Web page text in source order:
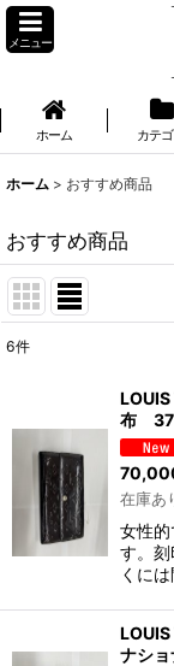
メニュー
ホーム カテゴ
ホーム > おすすめ商品
おすすめ商品
並び順:
6件
布 37
在庫あ
女性
す。
くに
ナシ